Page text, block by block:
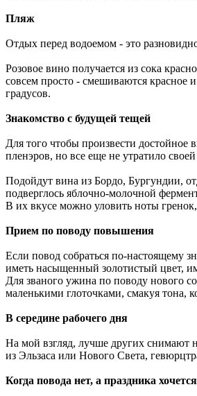
Пляж
Отдых перед водоемом - это
Розовое вино получается из сока
совсем просто - смешиваются
градусов.
Знакомство с будущей тещей
Для того чтобы произвести достойное
пленэров, но все еще не утратило
Подойдут вина из Бордо, Бургундии,
подверглось яблочно-молочной
В их вкусе можно уловить ноты
Прием по поводу повышения
Если повод собраться по-настоящему
иметь насыщенный золотистый цвет,
Для званого ужина по поводу нового
маленькими глоточками, смакуя тона,
В середине рабочего дня
На мой взгляд, лучше других снимают
из Эльзаса или Нового Света,
Когда повода нет, а праздника хочется